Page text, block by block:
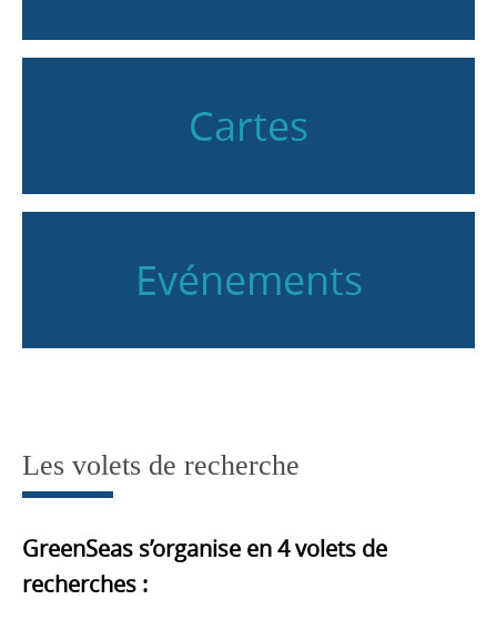
Cartes
Evénements
Les volets de recherche
GreenSeas s’organise en 4 volets de
recherches :